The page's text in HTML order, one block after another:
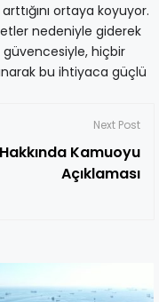
ortaya koyuyor.
nedeniyle giderek
güvencesiyle, hiçbir
bu ihtiyaca güçlü
Next Post
Kamuoyu
Açıklaması